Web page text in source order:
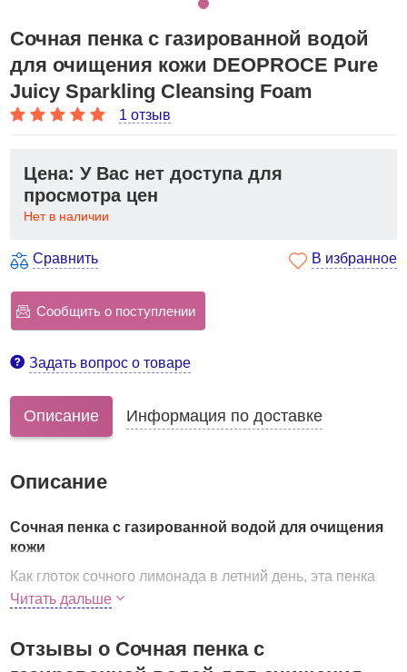
Сочная пенка с газированной водой
для очищения кожи DEOPROCE Pure
Juicy Sparkling Cleansing Foam
1 отзыв
Цена: У Вас нет доступа для
просмотра цен
Нет в наличии
Сравнить В избранное
Сообщить о поступлении
Задать вопрос о товаре
Описание Информация по доставке
Описание
Сочная пенка с газированной водой для очищения
кожи
Как глоток сочного лимонада в летний день, эта пенка
напоит живительной влагой каждую клеточку кожи.
В составе пенки газированная вода, а также взрыв
Читать дальше
Отзывы о Сочная пенка с